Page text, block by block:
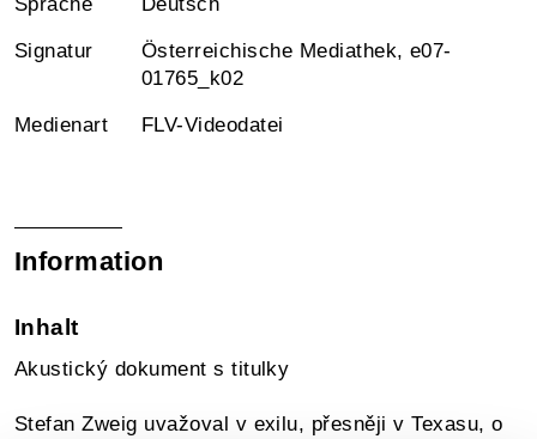
Signatur
Österreichische Mediathek, e07-
01765_k02
Medienart FLV-Videodatei
Information
Inhalt
Akustický dokument s titulky
Stefan Zweig uvažoval v exilu, přesněji v Texasu, o